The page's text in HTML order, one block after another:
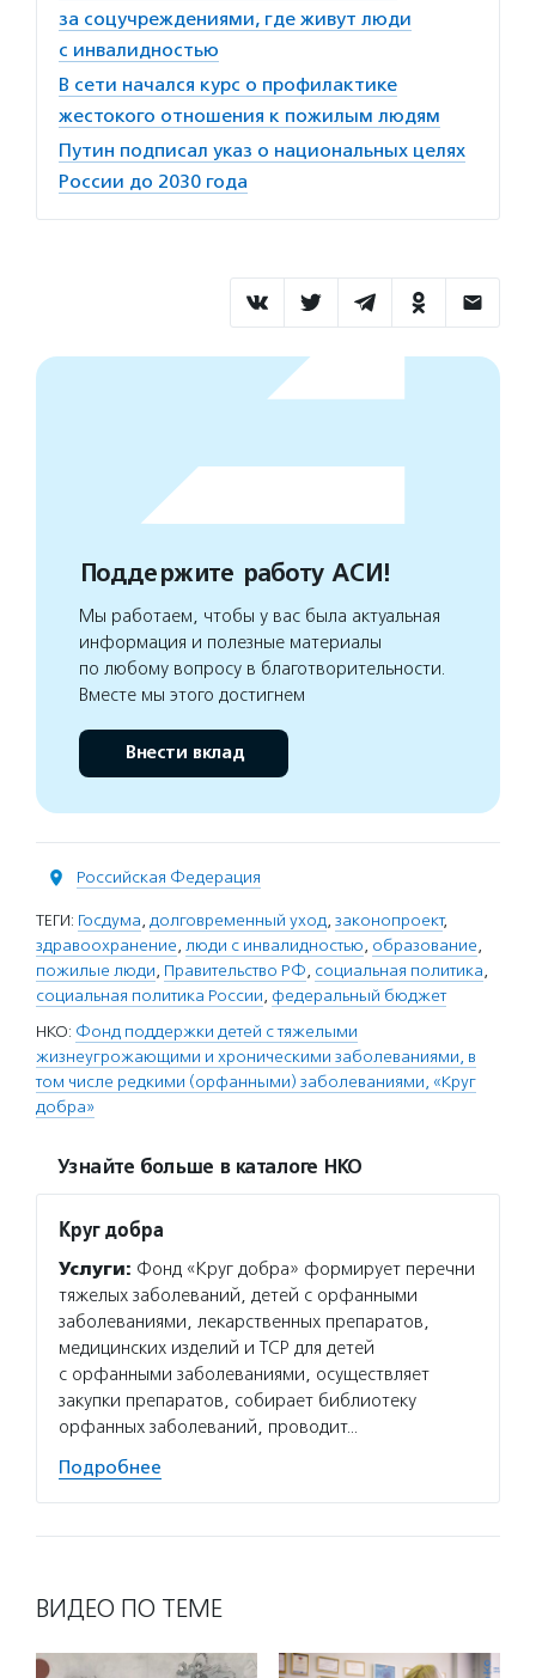
за соцучреждениями, где живут люди
с инвалидностью
В сети начался курс о профилактике
жестокого отношения к пожилым людям
Путин подписал указ о национальных целях
России до 2030 года
Поддержите работу АСИ!
Мы работаем, чтобы у вас была актуальная
информация и полезные материалы
по любому вопросу в благотворительности.
Вместе мы этого достигнем
Внести вклад
Российская Федерация
ТЕГИ: Госдума, долговременный уход, законопроект,
здравоохранение, люди с инвалидностью, образование,
пожилые люди, Правительство РФ, социальная политика,
социальная политика России, федеральный бюджет
НКО: Фонд поддержки детей с тяжелыми
жизнеугрожающими и хроническими заболеваниями, в
том числе редкими (орфанными) заболеваниями, «Круг
добра»
Узнайте больше в каталоге НКО
Круг добра
Услуги: Фонд «Круг добра» формирует перечни
тяжелых заболеваний, детей с орфанными
заболеваниями, лекарственных препаратов,
медицинских изделий и ТСР для детей
с орфанными заболеваниями, осуществляет
закупки препаратов, собирает библиотеку
орфанных заболеваний, проводит…
Подробнее
ВИДЕО ПО ТЕМЕ